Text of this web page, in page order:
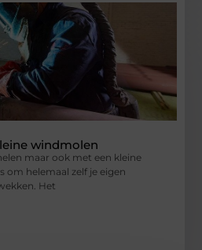
windmolen
maar ook met een kleine
om helemaal zelf je eigen
Het